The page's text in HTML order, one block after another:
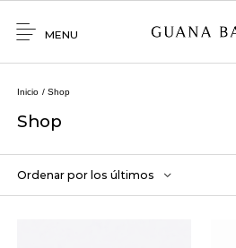
Home
Shop
Contacto
MENU
Inicio / Shop
Shop
Ordenar por los últimos